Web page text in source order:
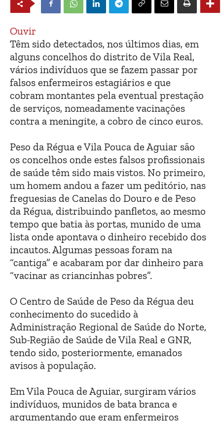
Ouvir
Têm sido detectados, nos últimos dias, em
alguns concelhos do distrito de Vila Real,
vários indivíduos que se fazem passar por
falsos enfermeiros estagiários e que
cobram montantes pela eventual prestação
de serviços, nomeadamente vacinações
contra a meningite, a cobro de cinco euros.
Peso da Régua e Vila Pouca de Aguiar são
os concelhos onde estes falsos profissionais
de saúde têm sido mais vistos. No primeiro,
um homem andou a fazer um peditório, nas
freguesias de Canelas do Douro e de Peso
da Régua, distribuindo panfletos, ao mesmo
tempo que batia às portas, munido de uma
lista onde apontava o dinheiro recebido dos
incautos. Algumas pessoas foram na
“cantiga” e acabaram por dar dinheiro para
“vacinar as criancinhas pobres”.
O Centro de Saúde de Peso da Régua deu
conhecimento do sucedido à
Administração Regional de Saúde do Norte,
Sub-Região de Saúde de Vila Real e GNR,
tendo sido, posteriormente, emanados
avisos à população.
Em Vila Pouca de Aguiar, surgiram vários
indivíduos, munidos de bata branca e
argumentando que eram enfermeiros